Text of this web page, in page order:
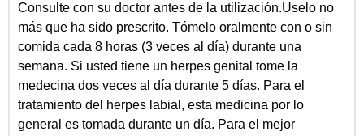
Consulte con su doctor antes de la utilización.Uselo no
más que ha sido prescrito. Tómelo oralmente con o sin
comida cada 8 horas (3 veces al día) durante una
semana. Si usted tiene un herpes genital tome la
medecina dos veces al día durante 5 días. Para el
tratamiento del herpes labial, esta medicina por lo
general es tomada durante un día. Para el mejor